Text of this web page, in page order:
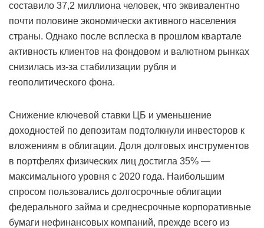
составило 37,2 миллиона человек, что эквивалентно
почти половине экономически активного населения
страны. Однако после всплеска в прошлом квартале
активность клиентов на фондовом и валютном рынках
снизилась из-за стабилизации рубля и
геополитического фона.
Снижение ключевой ставки ЦБ и уменьшение
доходностей по депозитам подтолкнули инвесторов к
вложениям в облигации. Доля долговых инструментов
в портфелях физических лиц достигла 35% —
максимального уровня с 2020 года. Наибольшим
спросом пользовались долгосрочные облигации
федерального займа и среднесрочные корпоративные
бумаги нефинансовых компаний, прежде всего из